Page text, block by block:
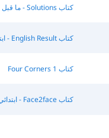
كتاب Solutions - ما قبل المتوسط
كتاب English Result - ابتدائي
كتاب Four Corners 1
كتاب Face2face - ابتدائي